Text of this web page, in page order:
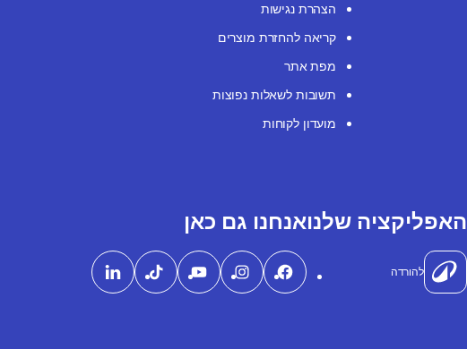
הצהרת נגישות
קריאה להחזרת מוצרים
מפת אתר
תשובות לשאלות נפוצות
מועדון לקוחות
האפליקציה שלנו
להורדה
אנחנו גם כאן